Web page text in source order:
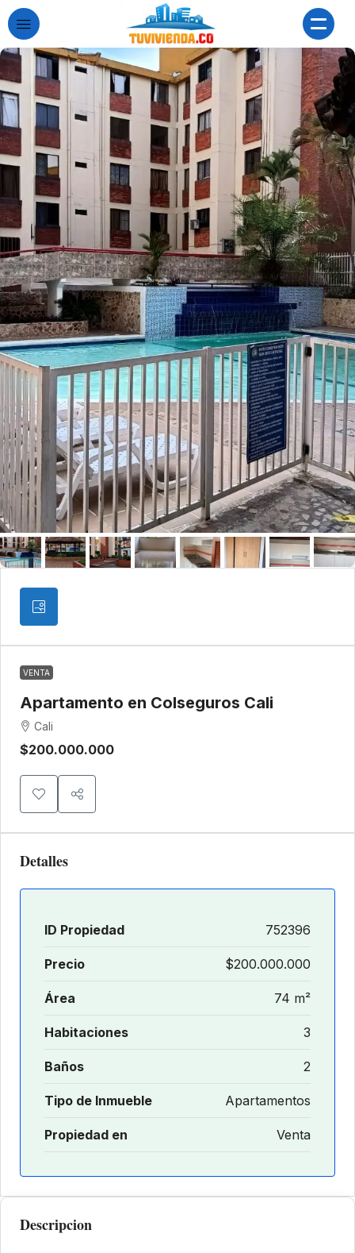
VENTA
Apartamento en Colseguros Cali
Cali
$200.000.000
Detalles
ID Propiedad 752396
Precio $200.000.000
Área 74 m²
Habitaciones 3
Baños 2
Tipo de Inmueble Apartamentos
Propiedad en Venta
Descripcion